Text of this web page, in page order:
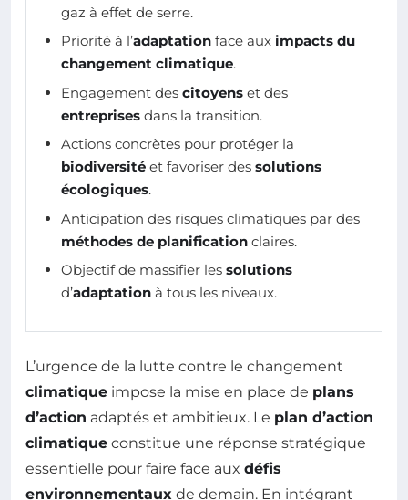
gaz à effet de serre.
Priorité à l’adaptation face aux impacts du
changement climatique.
Engagement des citoyens et des
entreprises dans la transition.
Actions concrètes pour protéger la
biodiversité et favoriser des solutions
écologiques.
Anticipation des risques climatiques par des
méthodes de planification claires.
Objectif de massifier les solutions
d’adaptation à tous les niveaux.
L’urgence de la lutte contre le changement
climatique impose la mise en place de plans
d’action adaptés et ambitieux. Le plan d’action
climatique constitue une réponse stratégique
essentielle pour faire face aux défis
environnementaux de demain. En intégrant